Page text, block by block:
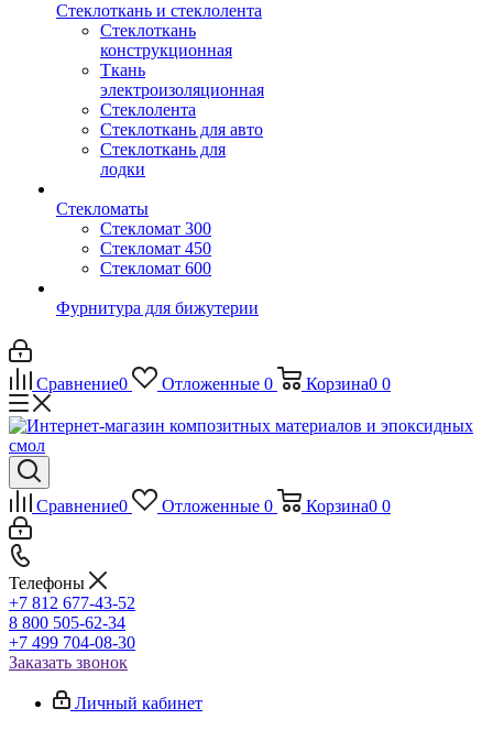
Стеклоткань и стеклолента
Стеклоткань
конструкционная
Ткань
электроизоляционная
Стеклолента
Стеклоткань для авто
Стеклоткань для
лодки
Стекломаты
Стекломат 300
Стекломат 450
Стекломат 600
Фурнитура для бижутерии
Сравнение0 Отложенные 0 Корзина0 0
Сравнение0 Отложенные 0 Корзина0 0
Телефоны
+7 812 677-43-52
8 800 505-62-34
+7 499 704-08-30
Заказать звонок
Личный кабинет